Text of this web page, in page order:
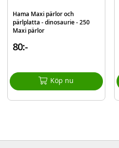
Hama Maxi pärlor och
pärlplatta - dinosaurie - 250
Maxi pärlor
80:-
Köp nu